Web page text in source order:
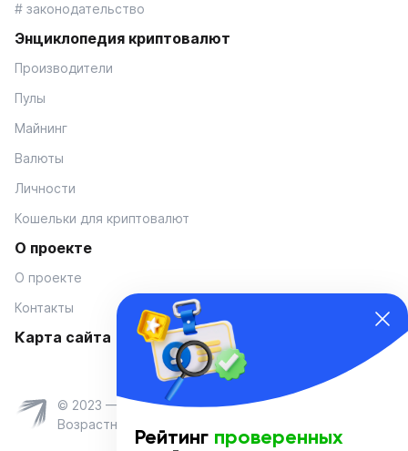
# законодательство
Энциклопедия криптовалют
Производители
Пулы
Майнинг
Валюты
Личности
Кошельки для криптовалют
О проекте
О проекте
Контакты
Карта сайта
© 2023 — Coinmania
Возрастное ограничение 16+
Рейтинг проверенных